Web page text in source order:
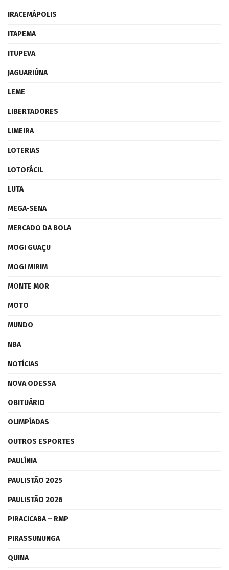
IRACEMÁPOLIS
ITAPEMA
ITUPEVA
JAGUARIÚNA
LEME
LIBERTADORES
LIMEIRA
LOTERIAS
LOTOFÁCIL
LUTA
MEGA-SENA
MERCADO DA BOLA
MOGI GUAÇU
MOGI MIRIM
MONTE MOR
MOTO
MUNDO
NBA
NOTÍCIAS
NOVA ODESSA
OBITUÁRIO
OLIMPÍADAS
OUTROS ESPORTES
PAULÍNIA
PAULISTÃO 2025
PAULISTÃO 2026
PIRACICABA – RMP
PIRASSUNUNGA
QUINA